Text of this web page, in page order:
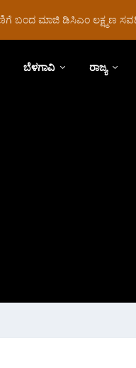
ಬಂದ ಮಾಜಿ ಡಿಸಿಎಂ ಲಕ್ಷ್ಮಣ
ಬೆಳಗಾವಿ ರಾಜ್ಯ